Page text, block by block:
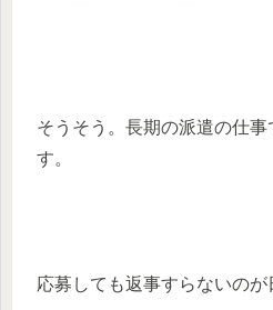
そうそう。長期の派遣の仕
す。
応募しても返事すらないのが